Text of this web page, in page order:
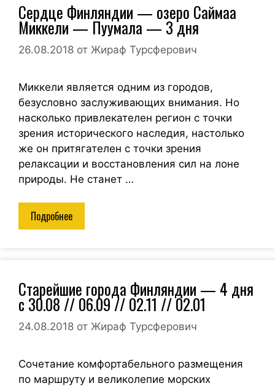
Сердце Финляндии — озеро Саймаа
Миккели — Пуумала — 3 дня
26.08.2018 от Жираф Турсферович
Миккели является одним из городов,
безусловно заслуживающих внимания. Но
насколько привлекателен регион с точки
зрения исторического наследия, настолько
же он притягателен с точки зрения
релаксации и восстановления сил на лоне
природы. Не станет …
Подробнее
Старейшие города Финляндии — 4 дня
с 30.08 // 06.09 // 02.11 // 02.01
24.08.2018 от Жираф Турсферович
Сочетание комфортабельного размещения
по маршруту и великолепие морских